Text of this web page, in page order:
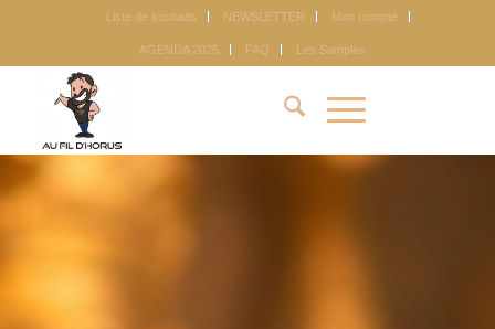
Liste de souhaits NEWSLETTER Mon compte
AGENDA 2025 FAQ Les Samples